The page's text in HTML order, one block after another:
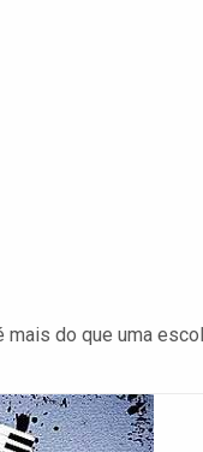
do que uma